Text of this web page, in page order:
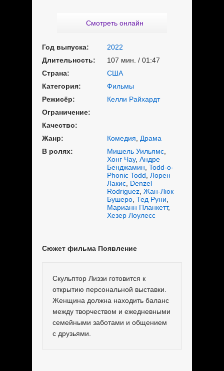
Смотреть онлайн
Год выпуска:
2022
Длительность:
107 мин. / 01:47
Страна:
США
Категория:
Фильмы
Режисёр:
Келли Райхардт
Ограничение:
Качество:
Жанр:
Комедия
Драма
В ролях:
Мишель Уильямс
Хонг Чау, Андре
Бенджамин Todd-o-
Phonic Todd Лорен
Лакис Denzel
Rodriguez Жан-Люк
Бушеро Тед Руни
Марианн Планкетт,
Хезер Лоулесс
Сюжет фильма Появление
Скульптор Лиззи готовится к
открытию персональной выставки.
Женщина должна находить баланс
между творчеством и ежедневными
семейными заботами и общением
с друзьями.